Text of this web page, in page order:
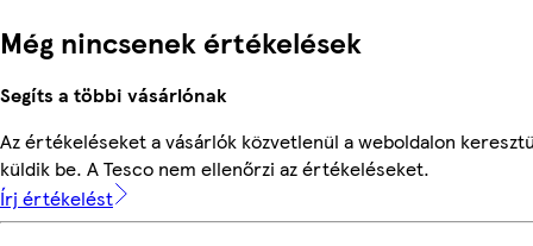
Még nincsenek értékelések
Segíts a többi vásárlónak
Az értékeléseket a vásárlók közvetlenül a weboldalon
küldik be. A Tesco nem ellenőrzi az értékeléseket.
Írj értékelést